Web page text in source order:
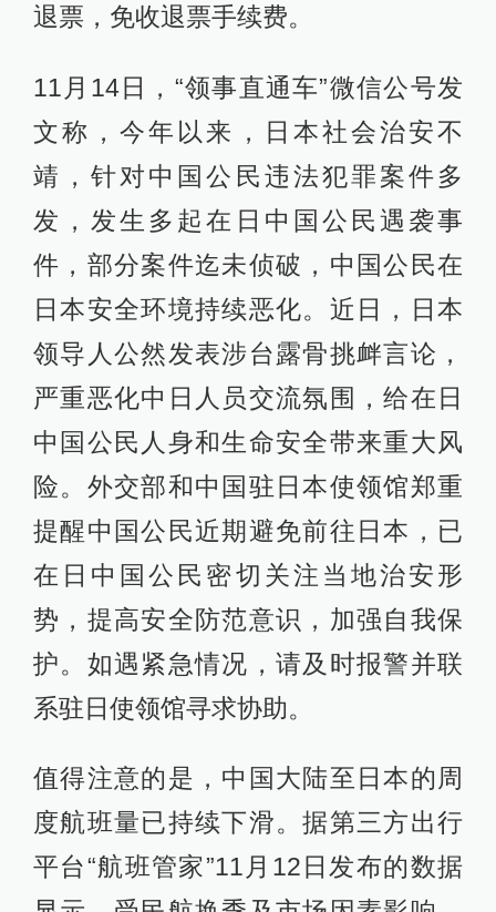
退票，免收退票手续费。
11月14日，“领事直通车”微信公号发
文称，今年以来，日本社会治安不
靖，针对中国公民违法犯罪案件多
发，发生多起在日中国公民遇袭事
件，部分案件迄未侦破，中国公民在
日本安全环境持续恶化。近日，日本
领导人公然发表涉台露骨挑衅言论，
严重恶化中日人员交流氛围，给在日
中国公民人身和生命安全带来重大风
险。外交部和中国驻日本使领馆郑重
提醒中国公民近期避免前往日本，已
在日中国公民密切关注当地治安形
势，提高安全防范意识，加强自我保
护。如遇紧急情况，请及时报警并联
系驻日使领馆寻求协助。
值得注意的是，中国大陆至日本的周
度航班量已持续下滑。据第三方出行
平台“航班管家”11月12日发布的数据